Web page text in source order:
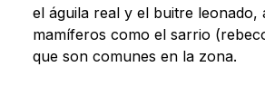
el águila real y el buitre leonado,
mamíferos como el sarrio
que son comunes en la zona.